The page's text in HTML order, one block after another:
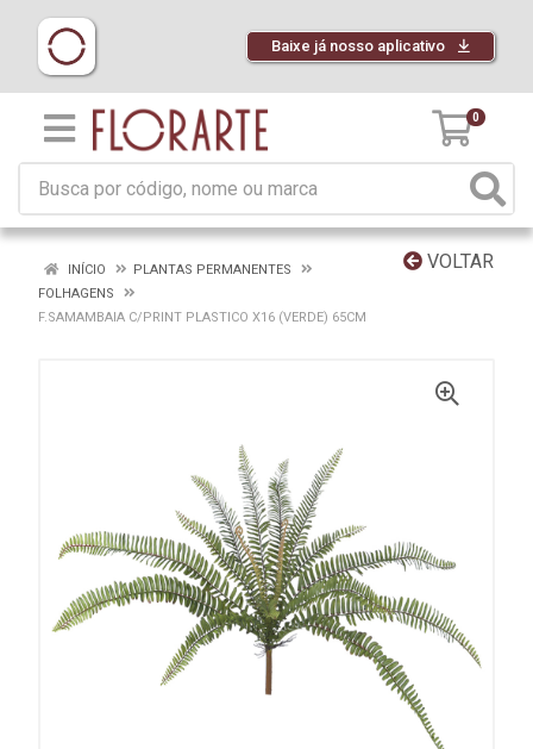
Baixe já nosso aplicativo
0
VOLTAR
INÍCIO
PLANTAS PERMANENTES
FOLHAGENS
F.SAMAMBAIA C/PRINT PLASTICO X16 (VERDE) 65CM